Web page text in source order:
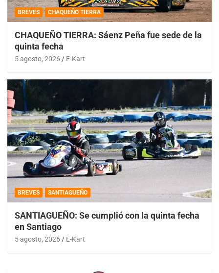
BREVES CHAQUEÑO TIERRA
CHAQUEÑO TIERRA: Sáenz Peña fue sede de la
quinta fecha
5 agosto, 2026 E-Kart
BREVES SANTIAGUEÑO
SANTIAGUEÑO: Se cumplió con la quinta fecha
en Santiago
5 agosto, 2026 E-Kart